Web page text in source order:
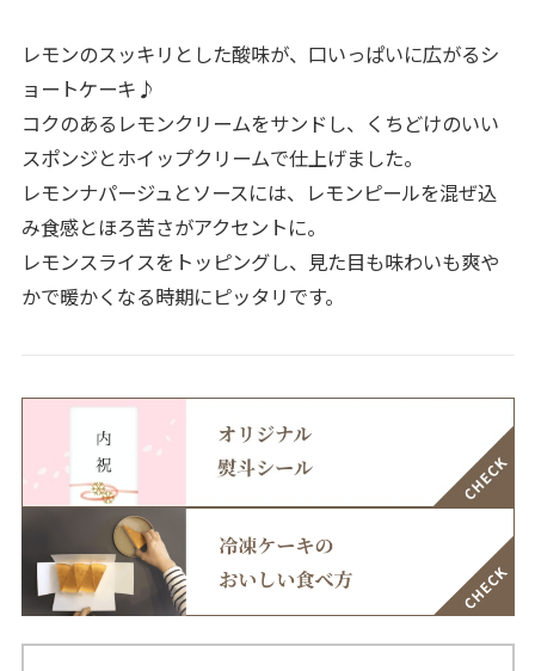
レモンのスッキリとした酸味が、口いっぱいに広がるシ
ョートケーキ♪
コクのあるレモンクリームをサンドし、くちどけのいい
スポンジとホイップクリームで仕上げました。
レモンナパージュとソースには、レモンピールを混ぜ込
み食感とほろ苦さがアクセントに。
レモンスライスをトッピングし、見た目も味わいも爽や
かで暖かくなる時期にピッタリです。